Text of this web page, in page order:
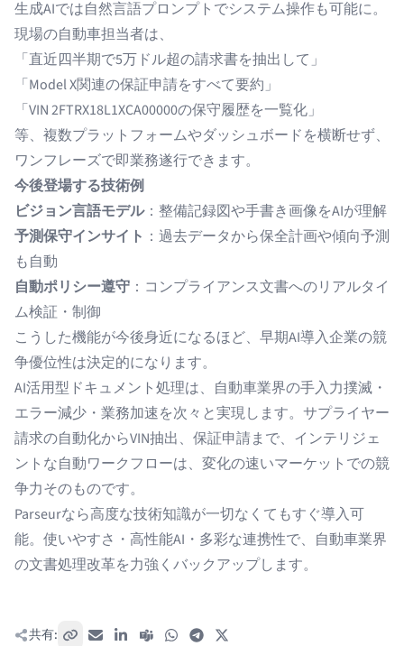
生成AIでは自然言語プロンプトでシステム操作も可能に。
現場の自動車担当者は、
「直近四半期で5万ドル超の請求書を抽出して」
「Model X関連の保証申請をすべて要約」
「VIN 2FTRX18L1XCA00000の保守履歴を一覧化」
等、複数プラットフォームやダッシュボードを横断せず、
ワンフレーズで即業務遂行できます。
今後登場する技術例
ビジョン言語モデル：整備記録図や手書き画像をAIが理解
予測保守インサイト ：過去データから保全計画や傾向予測
も自動
自動ポリシー遵守 ：コンプライアンス文書へのリアルタイ
ム検証・制御
こうした機能が今後身近になるほど、早期AI導入企業の競
争優位性は決定的になります。
AI活用型ドキュメント処理は、自動車業界の手入力撲滅・
エラー減少・業務加速を次々と実現します。サプライヤー
請求の自動化からVIN抽出、保証申請まで、インテリジェ
ントな自動ワークフローは、変化の速いマーケットでの競
争力そのものです。
Parseurなら高度な技術知識が一切なくてもすぐ導入可
能。使いやすさ・高性能AI・多彩な連携性で、自動車業界
の文書処理改革を力強くバックアップします。
共有: リンクをコピー
メールLinkedIn
Teams WhatsAppTelegram